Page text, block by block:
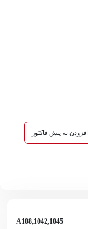
افزودن به پیش فاکتور
1042,1045,A108